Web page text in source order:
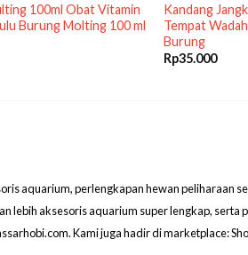
100ml Obat Vitamin
Burung Molting 100 ml
Kandang
Tempat
Burung
Rp35.000
aquarium, perlengkapan hewan peliharaan
lebih aksesoris aquarium super lengkap,
Kami juga hadir di marketplace: